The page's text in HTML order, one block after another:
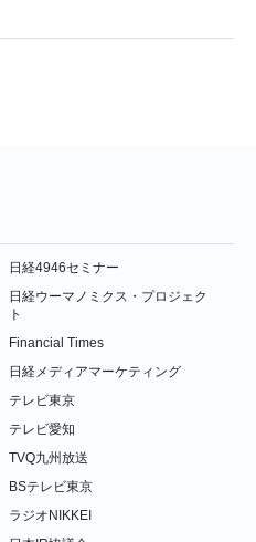
日経4946セミナー
日経ウーマノミクス・プロジェク
ト
Financial Times
日経メディアマーケティング
テレビ東京
テレビ愛知
TVQ九州放送
BSテレビ東京
ラジオNIKKEI